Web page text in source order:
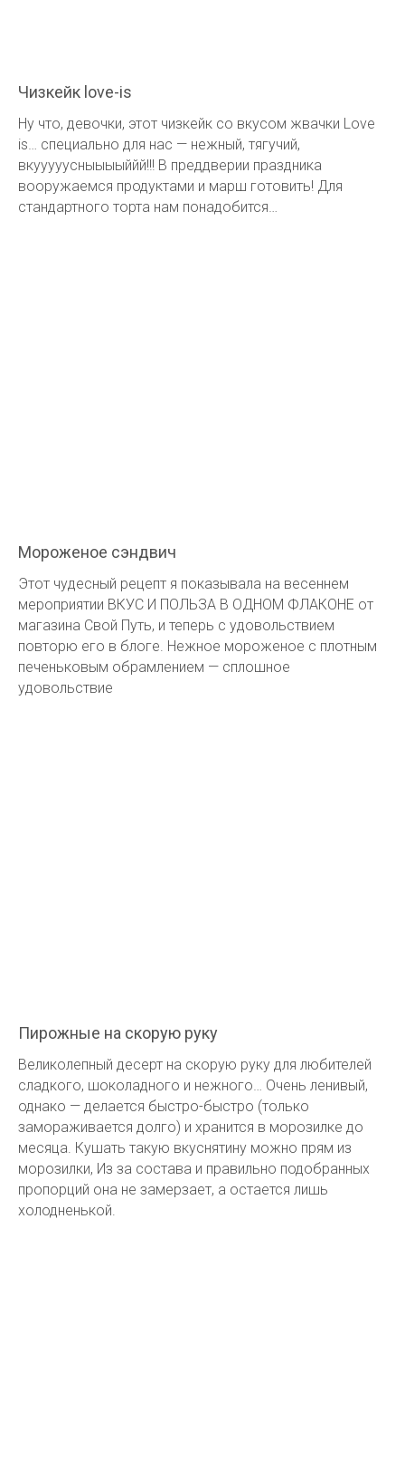
Чизкейк love-is
Ну что, девочки, этот чизкейк со вкусом жвачки Love
is… специально для нас — нежный, тягучий,
вкууууусныыыыййй!!! В преддверии праздника
вооружаемся продуктами и марш готовить! Для
стандартного торта нам понадобится…
Мороженое сэндвич
Этот чудесный рецепт я показывала на весеннем
мероприятии ВКУС И ПОЛЬЗА В ОДНОМ ФЛАКОНЕ от
магазина Свой Путь, и теперь с удовольствием
повторю его в блоге. Нежное мороженое с плотным
печеньковым обрамлением — сплошное
удовольствие
Пирожные на скорую руку
Великолепный десерт на скорую руку для любителей
сладкого, шоколадного и нежного… Очень ленивый,
однако — делается быстро-быстро (только
замораживается долго) и хранится в морозилке до
месяца. Кушать такую вкуснятину можно прям из
морозилки, Из за состава и правильно подобранных
пропорций она не замерзает, а остается лишь
холодненькой.